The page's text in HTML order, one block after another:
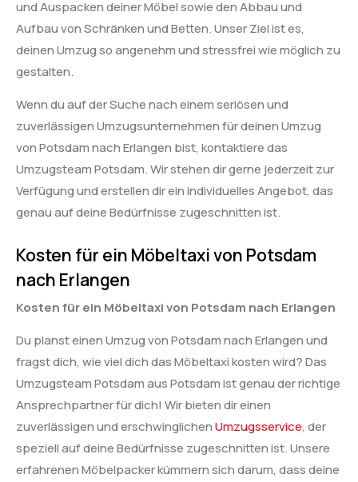
und Auspacken deiner Möbel sowie den Abbau und
Aufbau von Schränken und Betten. Unser Ziel ist es,
deinen Umzug so angenehm und stressfrei wie möglich zu
gestalten.
Wenn du auf der Suche nach einem seriösen und
zuverlässigen Umzugsunternehmen für deinen Umzug
von Potsdam nach Erlangen bist, kontaktiere das
Umzugsteam Potsdam. Wir stehen dir gerne jederzeit zur
Verfügung und erstellen dir ein individuelles Angebot, das
genau auf deine Bedürfnisse zugeschnitten ist.
Kosten für ein Möbeltaxi von Potsdam
nach Erlangen
Kosten für ein Möbeltaxi von Potsdam nach Erlangen
Du planst einen Umzug von Potsdam nach Erlangen und
fragst dich, wie viel dich das Möbeltaxi kosten wird? Das
Umzugsteam Potsdam aus Potsdam ist genau der richtige
Ansprechpartner für dich! Wir bieten dir einen
zuverlässigen und erschwinglichenUmzugsservice, der
speziell auf deine Bedürfnisse zugeschnitten ist. Unsere
erfahrenen Möbelpacker kümmern sich darum, dass deine